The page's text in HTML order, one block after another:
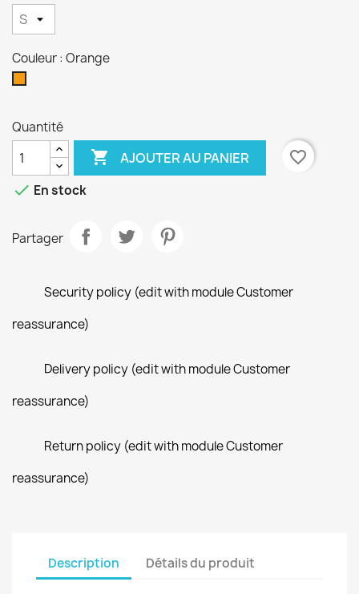
Couleur : Orange
Quantité
 AJOUTER AU PANIER
favorite_border
 En stock
Partager
Security policy (edit with module Customer
reassurance)
Delivery policy (edit with module Customer
reassurance)
Return policy (edit with module Customer
reassurance)
Description Détails du produit